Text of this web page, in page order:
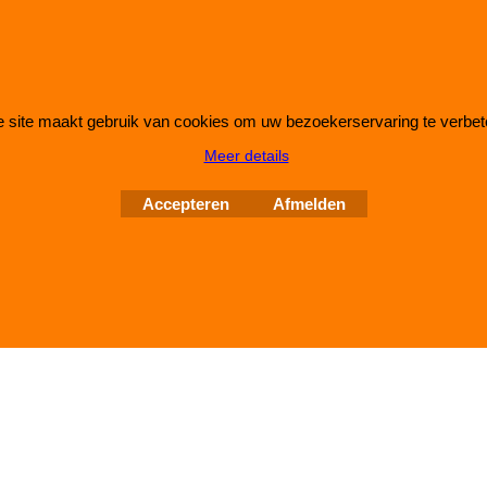
software.
site maakt gebruik van cookies om uw bezoekerservaring te
Meer details
Accepteren Afmelden